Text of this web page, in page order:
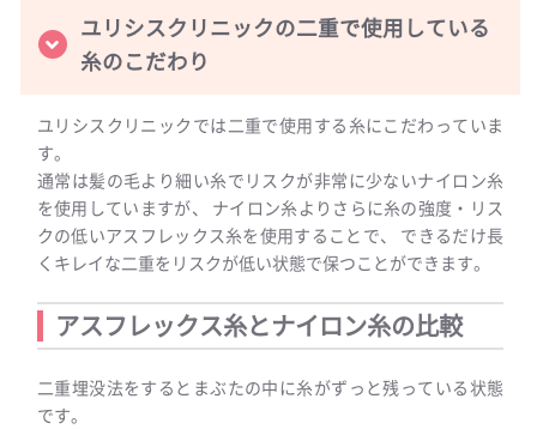
ユリシスクリニックの二重で使用している
糸のこだわり
ユリシスクリニックでは二重で使用する糸にこだわっていま
す。
通常は髪の毛より細い糸でリスクが非常に少ないナイロン糸
を使用していますが、 ナイロン糸よりさらに糸の強度・リス
クの低いアスフレックス糸を使用することで、 できるだけ長
くキレイな二重をリスクが低い状態で保つことができます。
アスフレックス糸とナイロン糸の比較
二重埋没法をするとまぶたの中に糸がずっと残っている状態
です。